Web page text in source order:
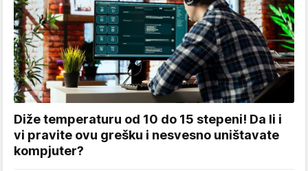
Diže temperaturu od 10 do 15 stepeni! Da li i
vi pravite ovu grešku i nesvesno uništavate
kompjuter?